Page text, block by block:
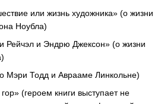
или жизнь художника» (о жизни
Ноубла)
Рейчэл и Эндрю Джексон» (о жизни
Мэри Тодд и Аврааме Линкольне)
(героем книги выступает не